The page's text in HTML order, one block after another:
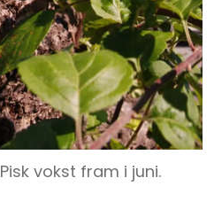
Pisk vokst fram i juni.